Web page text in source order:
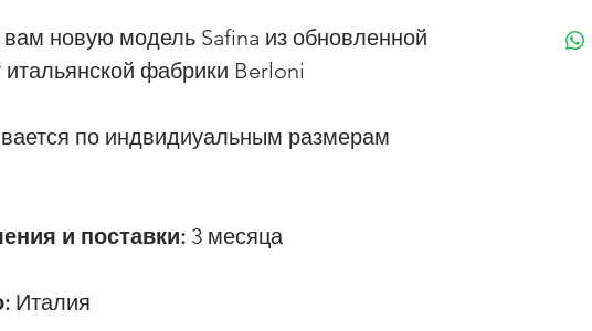
новую модель Safina из обновленной
итальянской фабрики Berloni
по индвидиуальным размерам
и поставки: 3 месяца
Италия